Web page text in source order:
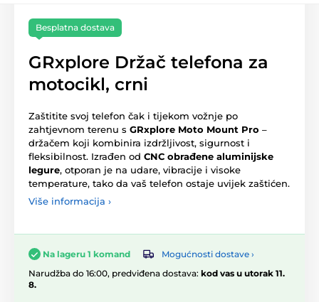
Besplatna dostava
GRxplore Držač telefona za
motocikl, crni
Zaštitite svoj telefon čak i tijekom vožnje po
zahtjevnom terenu s GRxplore Moto Mount Pro –
držačem koji kombinira izdržljivost, sigurnost i
fleksibilnost. Izrađen od CNC obrađene aluminijske
legure, otporan je na udare, vibracije i visoke
temperature, tako da vaš telefon ostaje uvijek zaštićen.
Više informacija ›
Na lageru 1 komand
Mogućnosti dostave ›
Narudžba do 16:00, predviđena dostava: kod vas u utorak 11.
8.